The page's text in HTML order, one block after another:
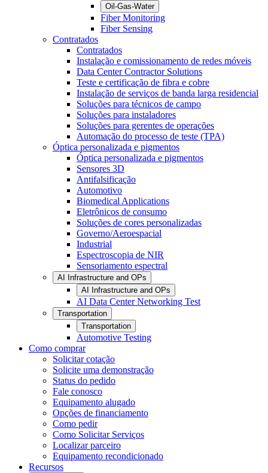
Oil-Gas-Water
Fiber Monitoring
Fiber Sensing
Contratados
Contratados
Instalação e comissionamento de redes móveis
Data Center Contractor Solutions
Teste e certificação de fibra e cobre
Instalação de serviços de banda larga residencial
Soluções para técnicos de campo
Soluções para instaladores
Soluções para gerentes de operações
Automação do processo de teste (TPA)
Óptica personalizada e pigmentos
Óptica personalizada e pigmentos
Sensores 3D
Antifalsificação
Automotivo
Biomedical Applications
Eletrônicos de consumo
Soluções de cores personalizadas
Governo/Aeroespacial
Industrial
Espectroscopia de NIR
Sensoriamento espectral
AI Infrastructure and OPs
AI Infrastructure and OPs
AI Data Center Networking Test
Transportation
Transportation
Automotive Testing
Como comprar
Solicitar cotação
Solicite uma demonstração
Status do pedido
Fale conosco
Equipamento alugado
Opções de financiamento
Como pedir
Como Solicitar Serviços
Localizar parceiro
Equipamento recondicionado
Recursos